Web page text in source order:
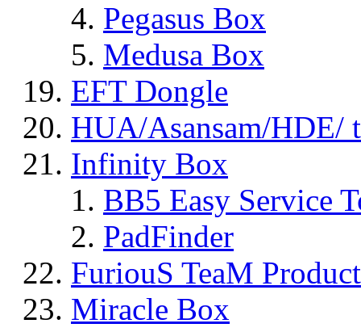
Pegasus Box
Medusa Box
EFT Dongle
HUA/Asansam/HDE/
Infinity Box
BB5 Easy Service
PadFinder
FuriouS TeaM
Miracle Box